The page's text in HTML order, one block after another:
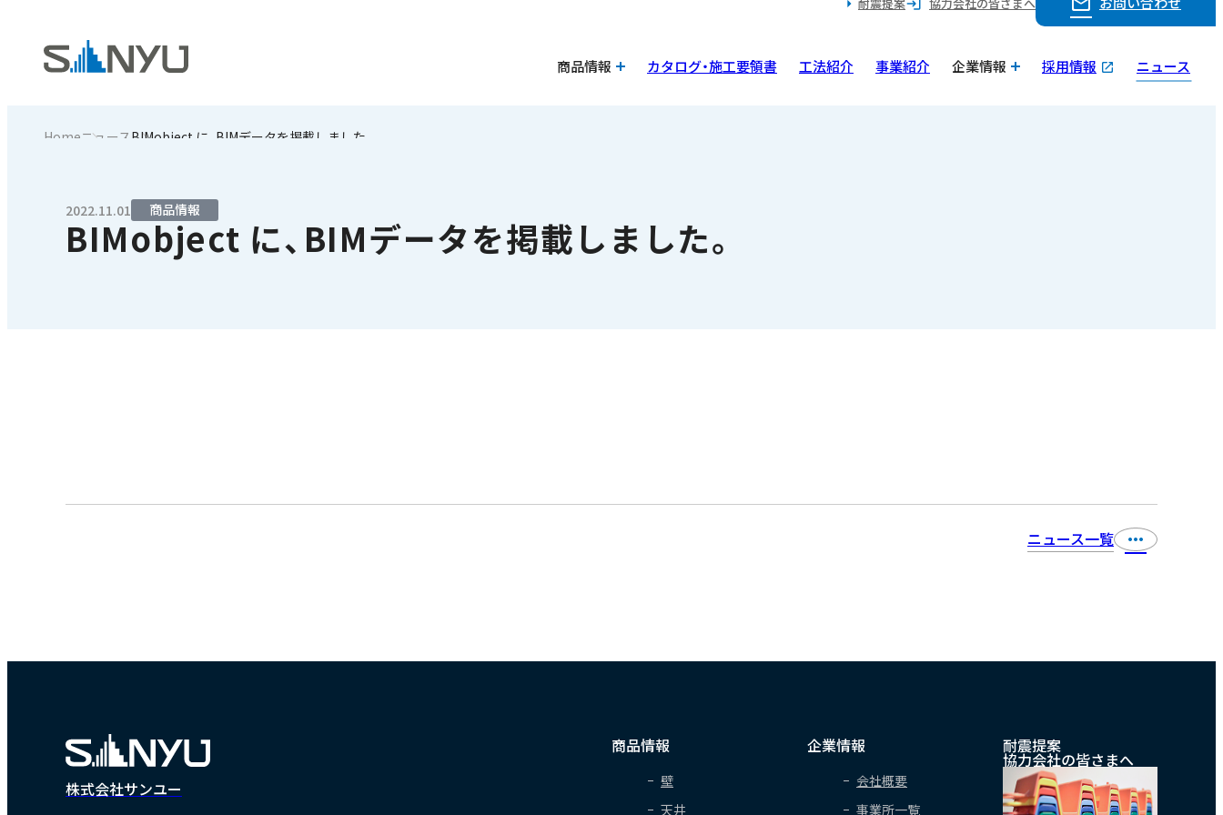
商品情報 カタログ・施工要領書 工法紹介 事業紹介 企業情報 採用情報 ニュース
Homeニュース BIMobject に、BIMデータを掲載しました。
2022.11.01 商品情報
BIMobject に、BIMデータを掲載しました。
ニュース一覧
株式会社サンユー
商品情報
壁
天井
企業情報
会社概要
事業所一覧
耐震提案
協力会社の皆さまへ